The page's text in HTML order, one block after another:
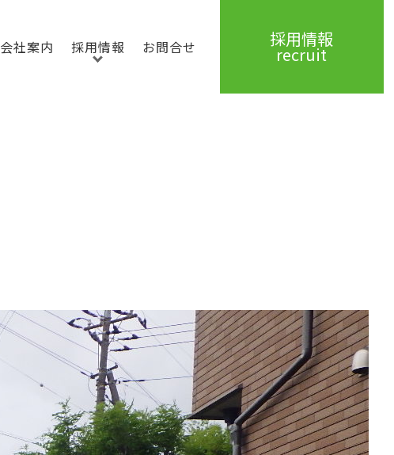
会社案内 採用情報 お問合せ 採用情報
recruit